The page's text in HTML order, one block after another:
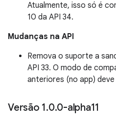
Atualmente, isso só é
10 da API 34.
Mudanças na API
Remova o suporte a
API 33. O modo de
anteriores (no app)
Versão 1.0.0-alpha11